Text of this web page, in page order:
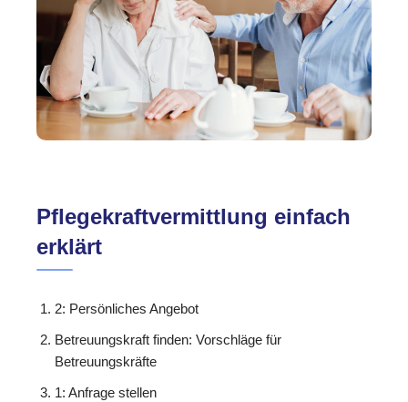
Pflegekraftvermittlung einfach
erklärt
2: Persönliches Angebot
Betreuungskraft finden: Vorschläge für
Betreuungskräfte
1: Anfrage stellen